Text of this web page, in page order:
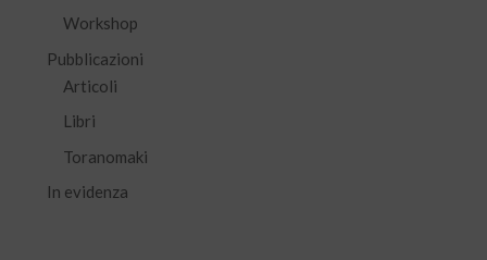
Workshop
Pubblicazioni
Articoli
Libri
Toranomaki
In evidenza